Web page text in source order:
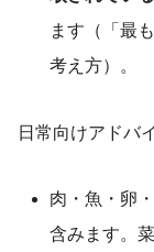
ます（「最
考え方）。
日常向けアドバ
肉・魚・卵
含みます。